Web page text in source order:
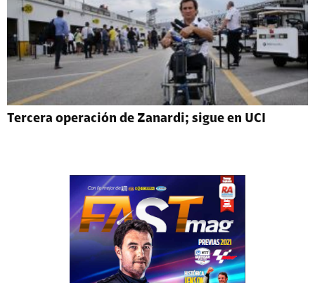
Tercera operación de Zanardi; sigue en UCI